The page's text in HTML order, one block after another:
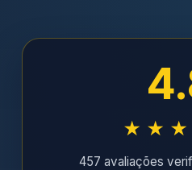
457 avaliações